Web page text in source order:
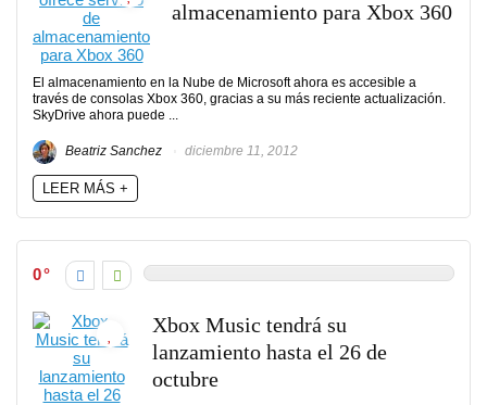
almacenamiento para Xbox 360
El almacenamiento en la Nube de Microsoft ahora es accesible a
través de consolas Xbox 360, gracias a su más reciente actualización.
SkyDrive ahora puede ...
Beatriz Sanchez diciembre 11, 2012
LEER MÁS +
0
Xbox Music tendrá su
lanzamiento hasta el 26 de
octubre